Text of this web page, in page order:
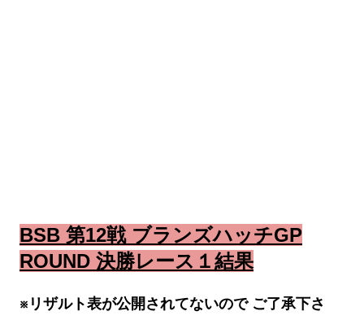
BSB 第12戦 ブランズハッチGP
ROUND 決勝レース１結果
※リザルト表が公開されてないので ご了承下さ